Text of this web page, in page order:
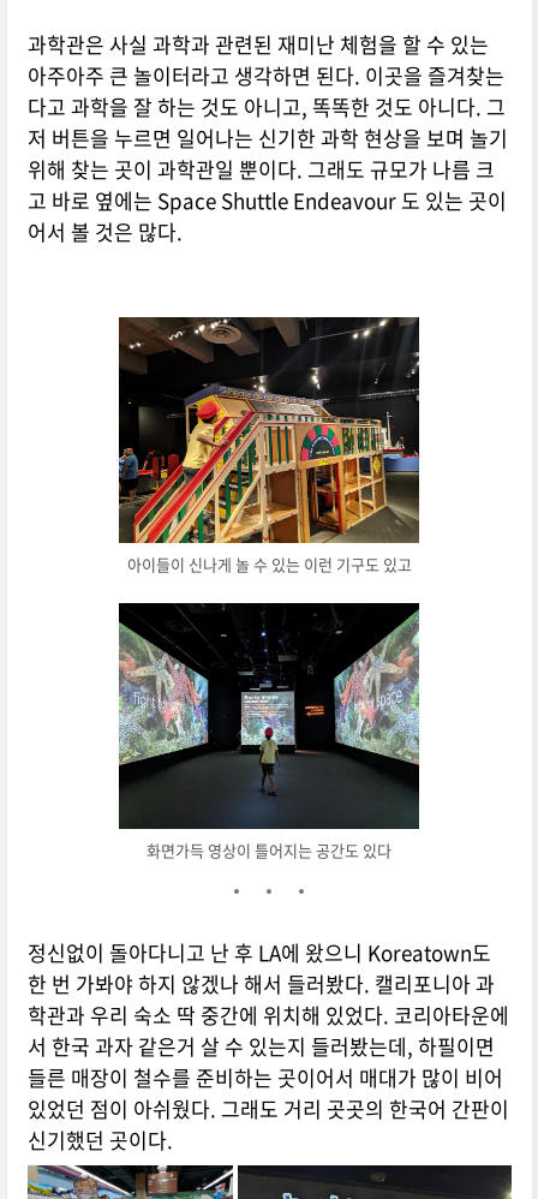
과학관은 사실 과학과 관련된 재미난 체험을 할 수 있는
아주아주 큰 놀이터라고 생각하면 된다. 이곳을 즐겨찾는
다고 과학을 잘 하는 것도 아니고, 똑똑한 것도 아니다. 그
저 버튼을 누르면 일어나는 신기한 과학 현상을 보며 놀기
위해 찾는 곳이 과학관일 뿐이다. 그래도 규모가 나름 크
고 바로 옆에는 Space Shuttle Endeavour 도 있는 곳이
어서 볼 것은 많다.
아이들이 신나게 놀 수 있는 이런 기구도 있고
화면가득 영상이 틀어지는 공간도 있다
정신없이 돌아다니고 난 후 LA에 왔으니 Koreatown도
한 번 가봐야 하지 않겠나 해서 들러봤다. 캘리포니아 과
학관과 우리 숙소 딱 중간에 위치해 있었다. 코리아타운에
서 한국 과자 같은거 살 수 있는지 들러봤는데, 하필이면
들른 매장이 철수를 준비하는 곳이어서 매대가 많이 비어
있었던 점이 아쉬웠다. 그래도 거리 곳곳의 한국어 간판이
신기했던 곳이다.